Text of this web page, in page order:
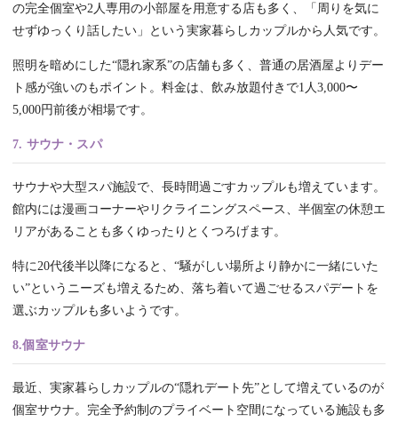
の完全個室や2人専用の小部屋を用意する店も多く、「周りを気に
せずゆっくり話したい」という実家暮らしカップルから人気です。
照明を暗めにした“隠れ家系”の店舗も多く、普通の居酒屋よりデー
ト感が強いのもポイント。料金は、飲み放題付きで1人3,000〜
5,000円前後が相場です。
7. サウナ・スパ
サウナや大型スパ施設で、長時間過ごすカップルも増えています。
館内には漫画コーナーやリクライニングスペース、半個室の休憩エ
リアがあることも多くゆったりとくつろげます。
特に20代後半以降になると、“騒がしい場所より静かに一緒にいた
い”というニーズも増えるため、落ち着いて過ごせるスパデートを
選ぶカップルも多いようです。
8.個室サウナ
最近、実家暮らしカップルの“隠れデート先”として増えているのが
個室サウナ。完全予約制のプライベート空間になっている施設も多